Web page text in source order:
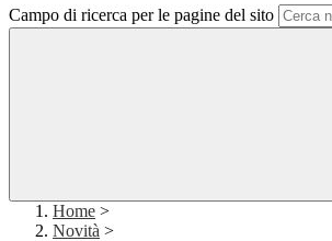
Campo di ricerca per le pagine del sito
Home >
Novità >